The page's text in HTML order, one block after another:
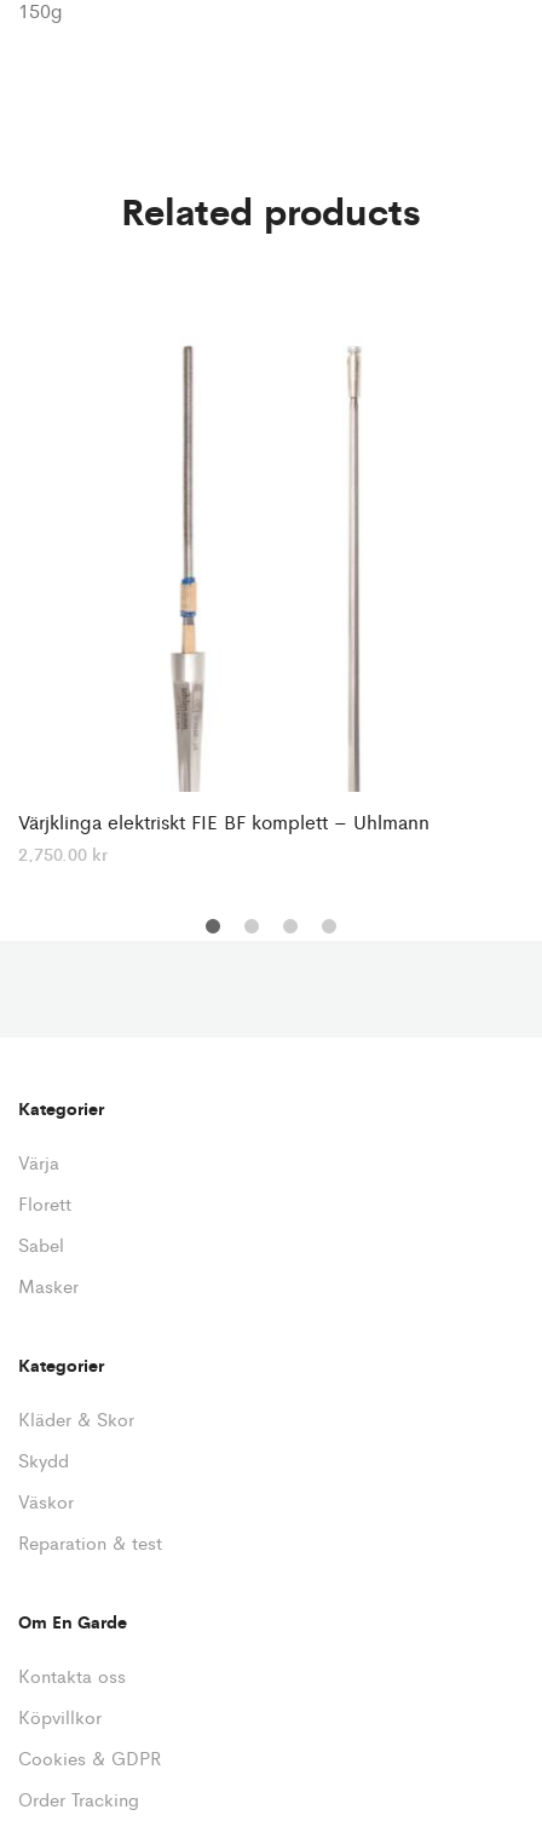
150g
Related products
Värjklinga elektriskt FIE BF komplett – Uhlmann
2,750.00 kr
Kategorier
Värja
Florett
Sabel
Masker
Kategorier
Kläder & Skor
Skydd
Väskor
Reparation & test
Om En Garde
Kontakta oss
Köpvillkor
Cookies & GDPR
Order Tracking